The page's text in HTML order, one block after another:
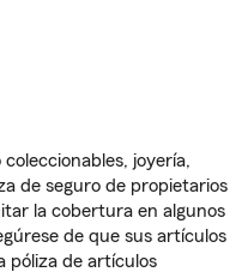
joyería,
de seguro de propietarios
la cobertura en algunos
de que sus artículos
póliza de artículos